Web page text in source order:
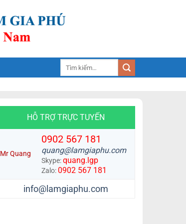
HỖ TRỢ TRỰC TUYẾN
Mr Quang
0902 567 181
quang@lamgiaphu.com
Skype:quang.lgp
Zalo:0902 567 181
info@lamgiaphu.com